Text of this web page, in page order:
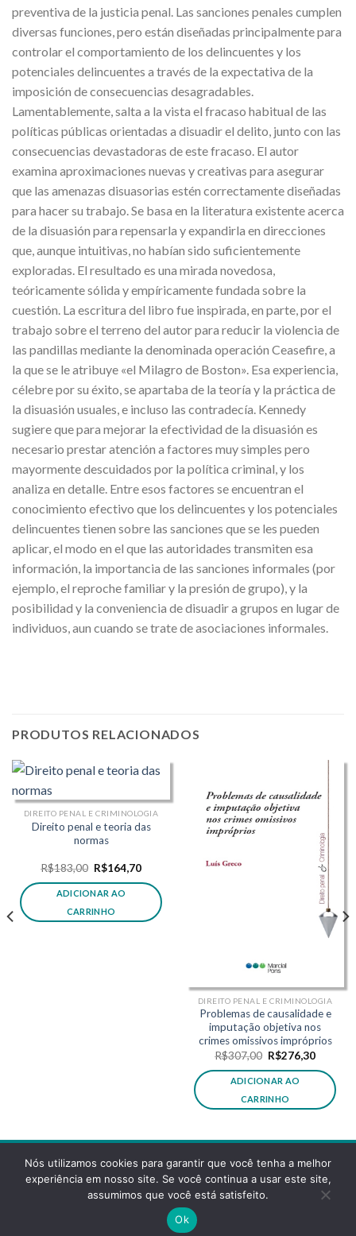
preventiva de la justicia penal. Las sanciones penales cumplen
diversas funciones, pero están diseñadas principalmente para
controlar el comportamiento de los delincuentes y los
potenciales delincuentes a través de la expectativa de la
imposición de consecuencias desagradables.
Lamentablemente, salta a la vista el fracaso habitual de las
políticas públicas orientadas a disuadir el delito, junto con las
consecuencias devastadoras de este fracaso. El autor
examina aproximaciones nuevas y creativas para asegurar
que las amenazas disuasorias estén correctamente diseñadas
para hacer su trabajo. Se basa en la literatura existente acerca
de la disuasión para repensarla y expandirla en direcciones
que, aunque intuitivas, no habían sido suficientemente
exploradas. El resultado es una mirada novedosa,
teóricamente sólida y empíricamente fundada sobre la
cuestión. La escritura del libro fue inspirada, en parte, por el
trabajo sobre el terreno del autor para reducir la violencia de
las pandillas mediante la denominada operación Ceasefire, a
la que se le atribuye «el Milagro de Boston». Esa experiencia,
célebre por su éxito, se apartaba de la teoría y la práctica de
la disuasión usuales, e incluso las contradecía. Kennedy
sugiere que para mejorar la efectividad de la disuasión es
necesario prestar atención a factores muy simples pero
mayormente descuidados por la política criminal, y los
analiza en detalle. Entre esos factores se encuentran el
conocimiento efectivo que los delincuentes y los potenciales
delincuentes tienen sobre las sanciones que se les pueden
aplicar, el modo en el que las autoridades transmiten esa
información, la importancia de las sanciones informales (por
ejemplo, el reproche familiar y la presión de grupo), y la
posibilidad y la conveniencia de disuadir a grupos en lugar de
individuos, aun cuando se trate de asociaciones informales.
PRODUTOS RELACIONADOS
DIREITO PENAL E CRIMINOLOGIA
Direito penal e teoria das
normas
R$183,00 O
original
era:
R$183,00.
R$164,70O
atual
R$164,70.
ADICIONAR AO
CARRINHO
DIREITO PENAL E CRIMINOLOGIA
Problemas de causalidade e
imputação objetiva nos
crimes omissivos impróprios
R$307,00 O
original
era:
R$307,00.
R$276,30O
atual
ADICIONAR AO
CARRINHO
POLÍTICA DE PRIVACIDADE FAQS
Desenvolvido pela reticências
Nós utilizamos cookies para garantir que você tenha a melhor
experiência em nosso site. Se você continua a usar este site,
assumimos que você está satisfeito.
Ok